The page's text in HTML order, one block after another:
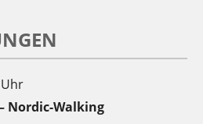
Nordic-Walking